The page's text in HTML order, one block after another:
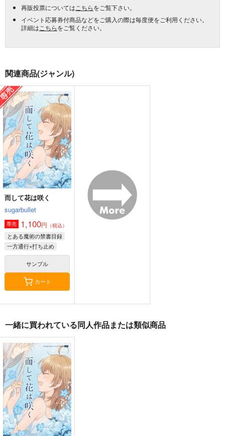
再販投票については こちらをご覧下さい。
イベント応募券付商品などをご購入の際は毎度便をご利用ください。
詳細は こちらをご覧ください。
関連商品(ジャンル)
而して花は咲く
sugarbullet
専売 1,100円 （税込）
とある魔術の禁書目録
一方通行×打ち止め
サンプル
カート
一緒に買われている同人作品または類似商品